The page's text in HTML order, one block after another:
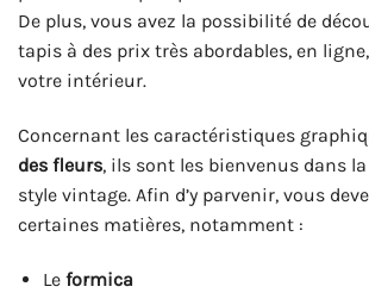
De plus, vous avez la possibilité de
tapis à des prix très abordables, en
votre intérieur.
Concernant les caractéristiques
des fleurs, ils sont les bienvenus dans
style vintage. Afin d’y parvenir, vous
certaines matières, notamment :
Le formica